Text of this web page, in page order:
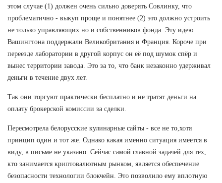
этом случае (1) должен очень сильно доверять Совлинку, что
проблематично - выкуп проще и понятнее (2) это должно устроить
не только управляющих но и собственников фонда. Эту идею
Вашингтона поддержали Великобритания и Франция. Короче при
переезде лаборатории в другой корпус он её под шумок спёр и
вынес территории завода. Это за то, что банк незаконно удерживал
деньги в течение двух лет.
Так они торгуют практически бесплатно и не тратят деньги на
оплату брокерской комиссии за сделки.
Пересмотрела белорусские кулинарные сайты - все не то,хотя
принцип один и тот же. Однако какая именно ситуация имеется в
виду, в письме не указано. Сейчас самой главной задачей для тех,
кто занимается криптовалютным рынком, является обеспечение
безопасности технологии блокчейн. Это позволило ему вплотную